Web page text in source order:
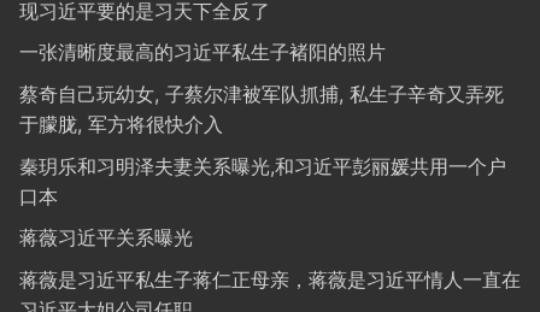
现习近平要的是习天下全反了
一张清晰度最高的习近平私生子褚阳的照片
蔡奇自己玩幼女, 子蔡尔津被军队抓捕, 私生子辛奇又弄死
于朦胧, 军方将很快介入
秦玥乐和习明泽夫妻关系曝光,和习近平彭丽媛共用一个户
口本
蒋薇习近平关系曝光
蒋薇是习近平私生子蒋仁正母亲，蒋薇是习近平情人一直在